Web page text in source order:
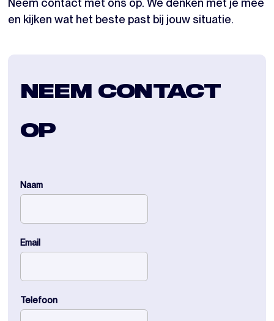
en kijken wat het beste past bij jouw situatie.
NEEM CONTACT
OP
Naam
Email
Telefoon